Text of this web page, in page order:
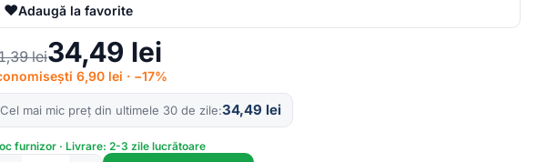
♥Adaugă la favorite
lei34,49 lei
6,90 lei · −17%
Cel mai mic preț din ultimele 30 de zile 34,49 lei
furnizor · Livrare: 2-3 zile lucrătoare